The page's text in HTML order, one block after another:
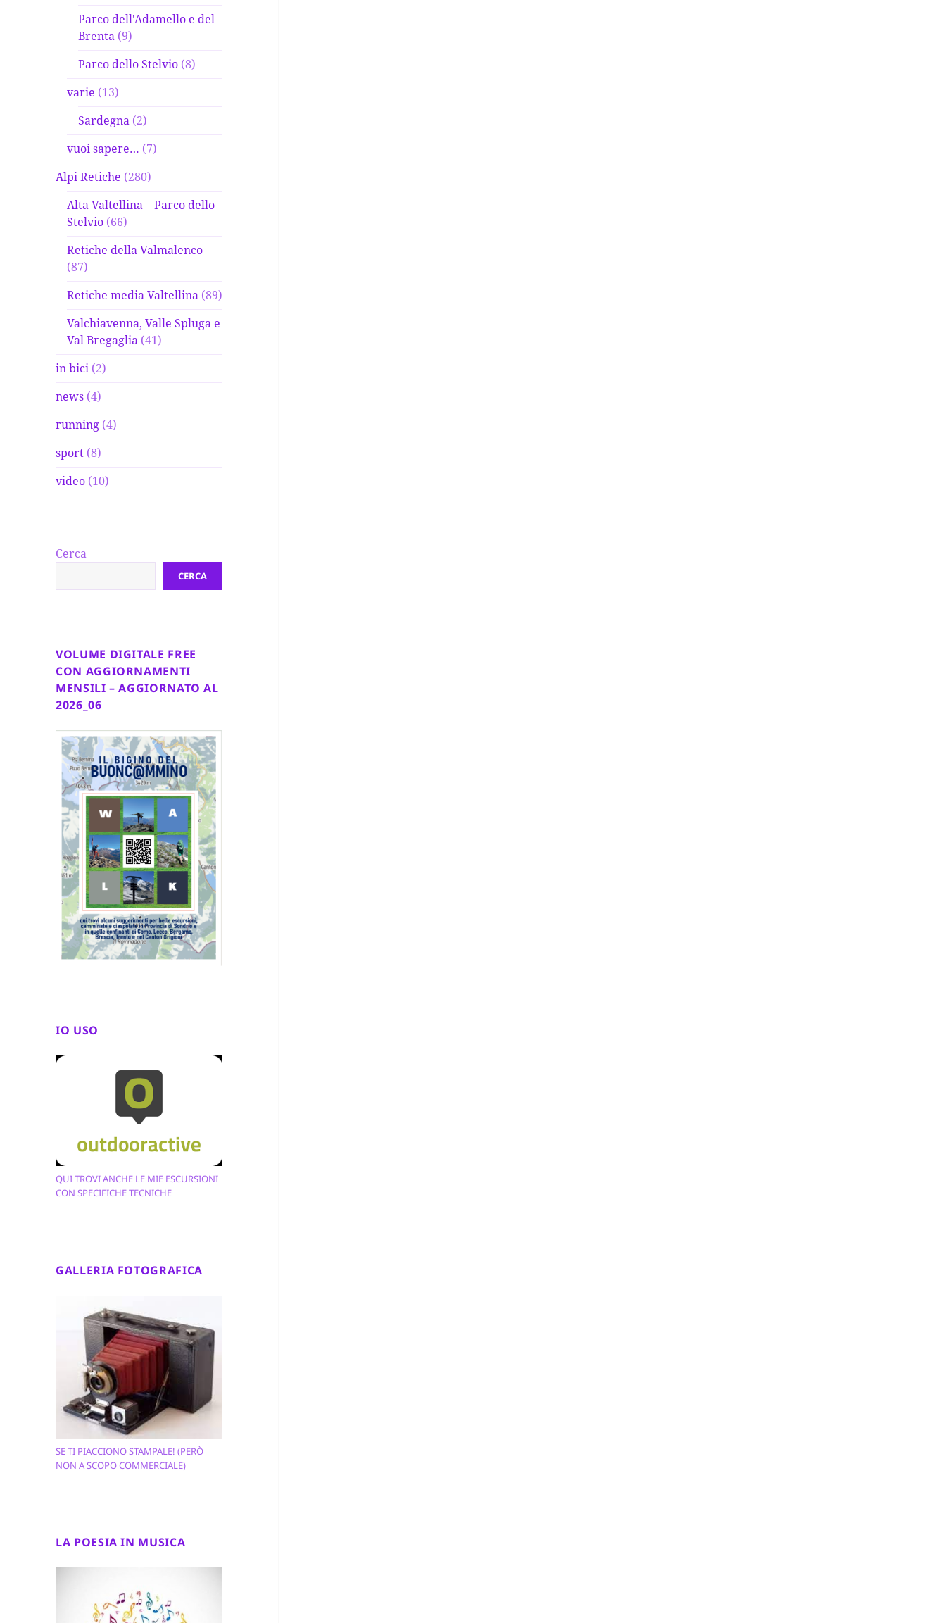
Parco dell'Adamello e del
Brenta (9)
Parco dello Stelvio (8)
varie (13)
Sardegna (2)
vuoi sapere… (7)
Alpi Retiche (280)
Alta Valtellina – Parco dello
Stelvio (66)
Retiche della Valmalenco
(87)
Retiche media Valtellina (89)
Valchiavenna, Valle Spluga e
Val Bregaglia (41)
in bici (2)
news (4)
running (4)
sport (8)
video (10)
Cerca
CERCA
VOLUME DIGITALE FREE
CON AGGIORNAMENTI
MENSILI – AGGIORNATO AL
2026_06
IO USO
QUI TROVI ANCHE LE MIE ESCURSIONI
CON SPECIFICHE TECNICHE
GALLERIA FOTOGRAFICA
SE TI PIACCIONO STAMPALE! (PERÒ
NON A SCOPO COMMERCIALE)
LA POESIA IN MUSICA